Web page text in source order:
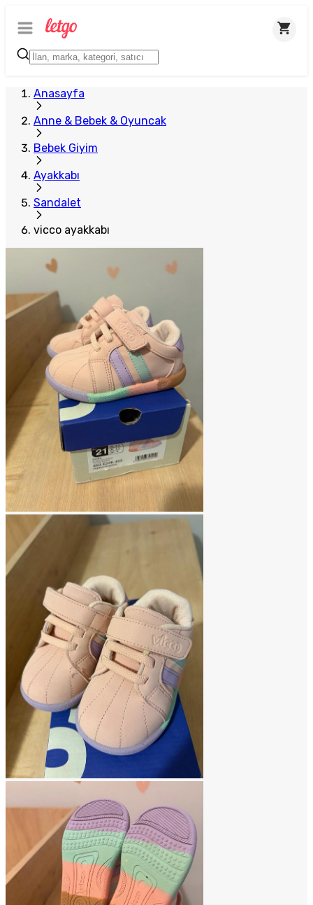
Anasayfa
Anne & Bebek & Oyuncak
Bebek Giyim
Ayakkabı
Sandalet
vicco ayakkabı